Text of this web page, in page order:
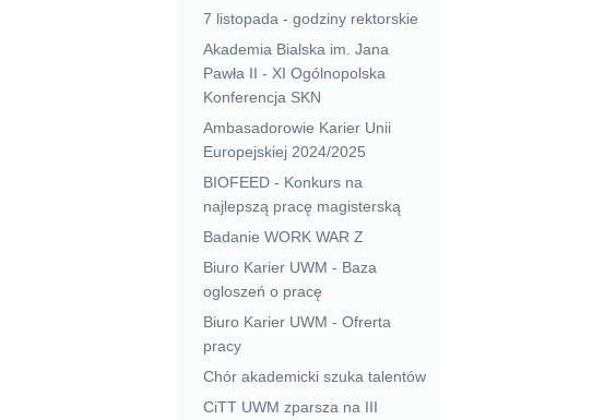
7 listopada - godziny rektorskie
Akademia Bialska im. Jana
Pawła II - XI Ogólnopolska
Konferencja SKN
Ambasadorowie Karier Unii
Europejskiej 2024/2025
BIOFEED - Konkurs na
najlepszą pracę magisterską
Badanie WORK WAR Z
Biuro Karier UWM - Baza
ogloszeń o pracę
Biuro Karier UWM - Ofrerta
pracy
Chór akademicki szuka talentów
CiTT UWM zparsza na III